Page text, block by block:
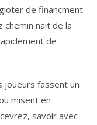
de financment
chemin nait de la
de
joueurs fassent un
misent en
savoir avec